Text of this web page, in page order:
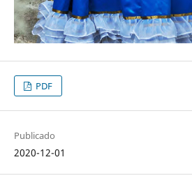
PDF
Publicado
2020-12-01